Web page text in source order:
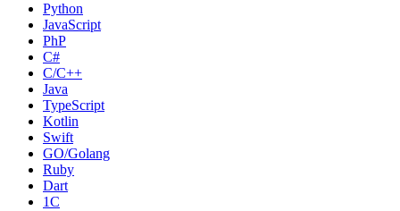
Python
JavaScript
PhP
C#
С/C++
Java
TypeScript
Kotlin
Swift
GO/Golang
Ruby
Dart
1С